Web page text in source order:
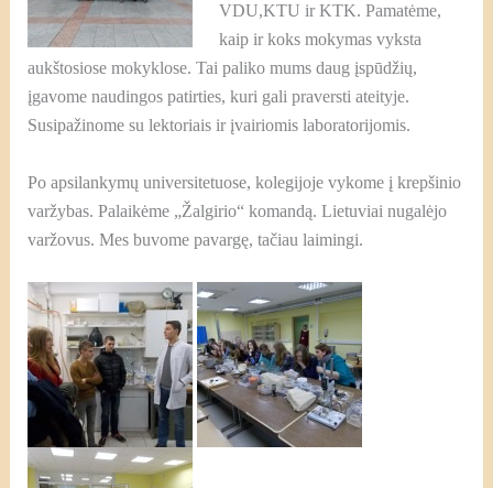
VDU,KTU ir KTK. Pamatėme,
kaip ir koks mokymas vyksta
aukštosiose mokyklose. Tai paliko mums daug įspūdžių,
įgavome naudingos patirties, kuri gali praversti ateityje.
Susipažinome su lektoriais ir įvairiomis laboratorijomis.
Po apsilankymų universitetuose, kolegijoje vykome į krepšinio
varžybas. Palaikėme „Žalgirio“ komandą. Lietuviai nugalėjo
varžovus. Mes buvome pavargę, tačiau laimingi.